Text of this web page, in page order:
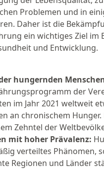
Problemen und in
Daher ist die
ein wichtiges Ziel im
und Entwicklung.
hungernden
der
im Jahr 2021 weltweit
an chronischem
Zehntel der
mit hoher Prävalenz:
verteiltes Phänomen,
Regionen und Länder